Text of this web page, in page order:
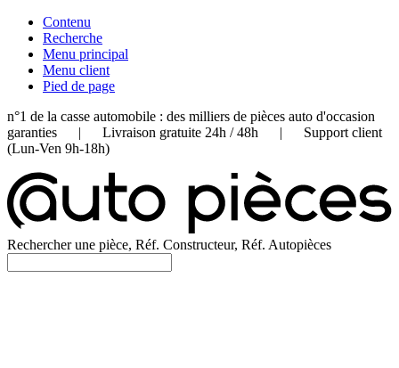
Contenu
Recherche
Menu principal
Menu client
Pied de page
n°1 de la casse automobile : des milliers de pièces auto d'occasion
garanties | Livraison gratuite 24h / 48h | Support client
(Lun-Ven 9h-18h)
Rechercher une pièce, Réf. Constructeur, Réf. Autopièces